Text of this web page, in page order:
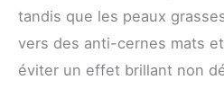
tandis que les peaux
vers des anti-cernes mats
éviter un effet brillant non